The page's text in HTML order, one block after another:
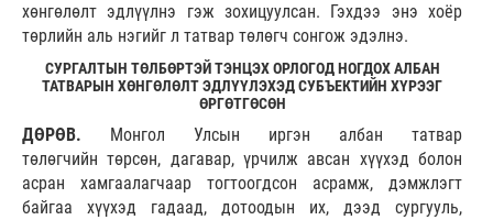
хөнгөлөлт эдлүүлнэ гэж зохицуулсан. Гэхдээ энэ хоёр
төрлийн аль нэгийг л татвар төлөгч сонгож эдэлнэ.
СУРГАЛТЫН ТӨЛБӨРТЭЙ ТЭНЦЭХ ОРЛОГОД НОГДОХ АЛБАН
ТАТВАРЫН ХӨНГӨЛӨЛТ ЭДЛҮҮЛЭХЭД СУБЪЕКТИЙН ХҮРЭЭГ
ӨРГӨТГӨСӨН
ДӨРӨВ. Монгол Улсын иргэн албан татвар
төлөгчийн төрсөн, дагавар, үрчилж авсан хүүхэд болон
асран хамгаалагчаар тогтоогдсон асрамж, дэмжлэгт
байгаа хүүхэд гадаад, дотоодын их, дээд сургууль,